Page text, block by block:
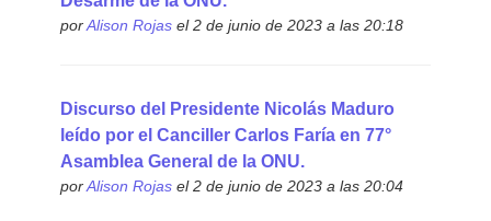
porAlison Rojasel 2 de junio de 2023 a las 20:18
Discurso del Presidente Nicolás Maduro
leído por el Canciller Carlos Faría en 77°
Asamblea General de la ONU.
porAlison Rojasel 2 de junio de 2023 a las 20:04